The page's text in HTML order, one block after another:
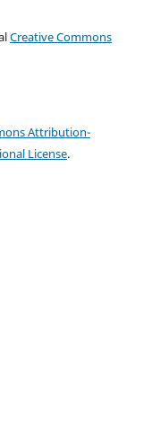
Creative Commons
Attribution-
License.